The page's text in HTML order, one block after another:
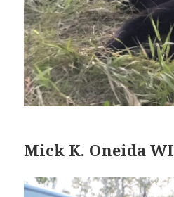
Mick K. Oneida WI